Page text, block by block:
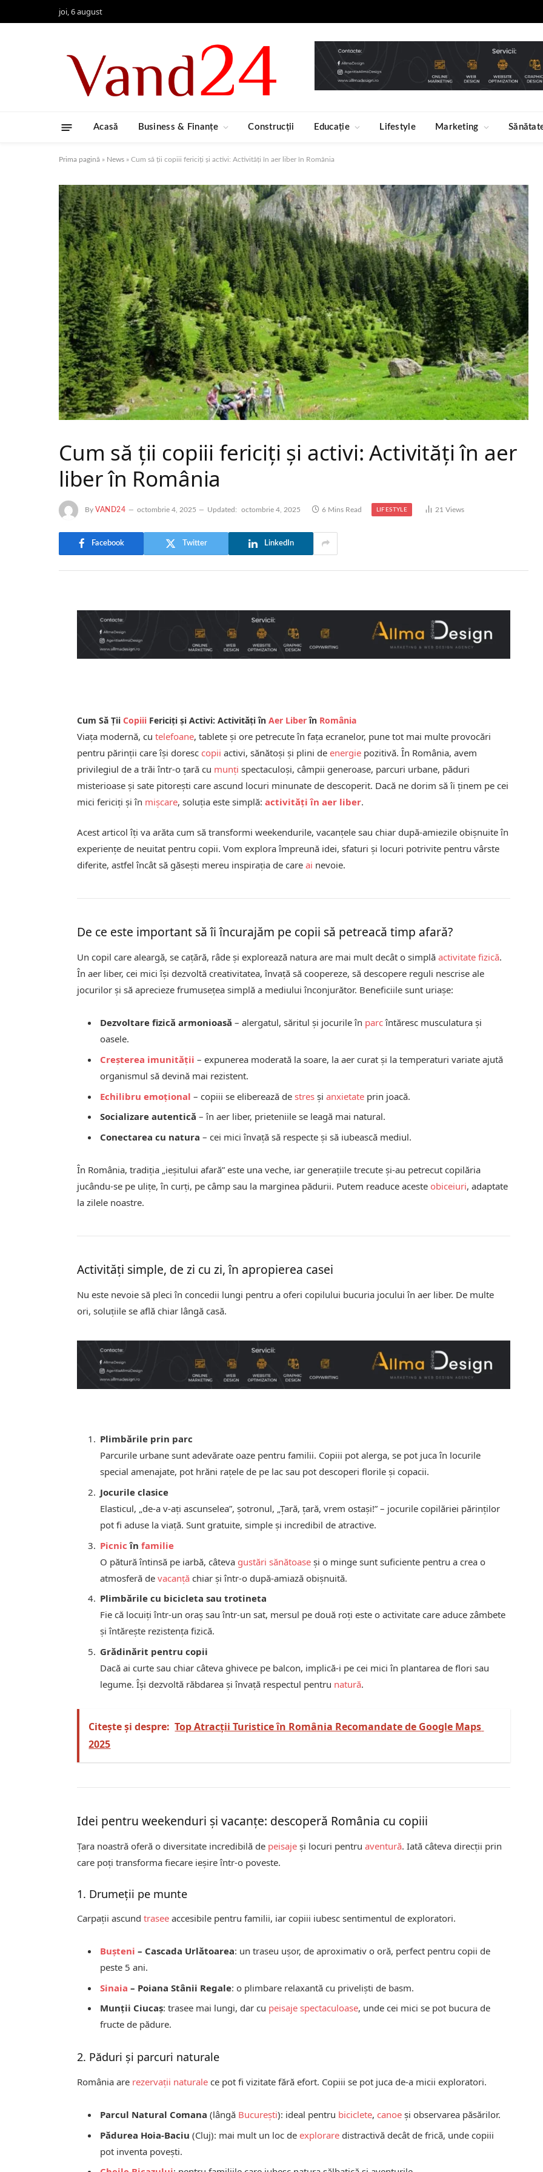
joi, 6 august
Acasă Business & Finanțe Construcții Educație Lifestyle Marketing
Prima pagină » News » Cum să ții copiii fericiți și activi: Activități în aer liber în România
Cum să ții copiii fericiți și activi: Activități în aer
liber în România
By VAND24 octombrie 4, 2025 Updated: octombrie 4, 2025 6 Mins Read LIFESTYLE 21Views
Facebook Twitter LinkedIn
Cum Să ȚiiCopiii Fericiți și Activi: Activități înAer Liberîn România
Viața modernă, cutelefoane, tablete și ore petrecute în fața ecranelor, pune tot mai multe provocări
pentru părinții care își doresc copii activi, sănătoși și plini de energie pozitivă. În România, avem
privilegiul de a trăi într-o țară cu munți spectaculoși, câmpii generoase, parcuri urbane, păduri
misterioase și sate pitorești care ascund locuri minunate de descoperit. Dacă ne dorim să îi ținem pe cei
mici fericiți și în mișcare, soluția este simplă:activități în aer liber.
Acest articol îți va arăta cum să transformi weekendurile, vacanțele sau chiar după-amiezile obișnuite în
experiențe de neuitat pentru copii. Vom explora împreună idei, sfaturi și locuri potrivite pentru vârste
diferite, astfel încât să găsești mereu inspirația de careai nevoie.
De ce este important să îi încurajăm pe copii să petreacă timp afară?
Un copil care aleargă, se cațără, râde și explorează natura are mai mult decât o simplăactivitate fizică.
În aer liber, cei mici își dezvoltă creativitatea, învață să coopereze, să descopere reguli nescrise ale
jocurilor și să aprecieze frumusețea simplă a mediului înconjurător. Beneficiile sunt uriașe:
Dezvoltare fizică armonioasă – alergatul, săritul și jocurile în parcîntăresc musculatura și
oasele.
Creșterea imunității – expunerea moderată la soare, la aer curat și la temperaturi variate ajută
organismul să devină mai rezistent.
Echilibru emoțional – copiii se eliberează destres șianxietate prin joacă.
Socializare autentică – în aer liber, prieteniile se leagă mai natural.
Conectarea cu natura – cei mici învață să respecte și să iubească mediul.
În România, tradiția „ieșitului afară” este una veche, iar generațiile trecute și-au petrecut copilăria
jucându-se pe ulițe, în curți, pe câmp sau la marginea pădurii. Putem readuce aceste obiceiuri, adaptate
la zilele noastre.
Activități simple, de zi cu zi, în apropierea casei
Nu este nevoie să pleci în concedii lungi pentru a oferi copilului bucuria jocului în aer liber. De multe
ori, soluțiile se află chiar lângă casă.
Plimbările prin parc
Parcurile urbane sunt adevărate oaze pentru familii. Copiii pot alerga, se pot juca în locurile
special amenajate, pot hrăni rațele de pe lac sau pot descoperi florile și copacii.
Jocurile clasice
Elasticul, „de-a v-ați ascunselea”, șotronul, „Țară, țară, vrem ostași!” – jocurile copilăriei părinților
pot fi aduse la viață. Sunt gratuite, simple și incredibil de atractive.
Picnic înfamilie
O pătură întinsă pe iarbă, câteva gustări sănătoase și o minge sunt suficiente pentru a crea o
atmosferă devacanță chiar și într-o după-amiază obișnuită.
Plimbările cu bicicleta sau trotineta
Fie că locuiți într-un oraș sau într-un sat, mersul pe două roți este o activitate care aduce zâmbete
și întărește rezistența fizică.
Grădinărit pentru copii
Dacă ai curte sau chiar câteva ghivece pe balcon, implică-i pe cei mici în plantarea de flori sau
legume. Își dezvoltă răbdarea și învață respectul pentru natură.
Citește și despre: Top Atracții Turistice în România Recomandate de Google Maps
2025
Idei pentru weekenduri și vacanțe: descoperă România cu copiii
Țara noastră oferă o diversitate incredibilă de peisaje și locuri pentruaventură. Iată câteva direcții prin
care poți transforma fiecare ieșire într-o poveste.
1. Drumeții pe munte
Carpații ascundtrasee accesibile pentru familii, iar copiii iubesc sentimentul de exploratori.
Bușteni – Cascada Urlătoarea: un traseu ușor, de aproximativ o oră, perfect pentru copii de
peste 5 ani.
Sinaia – Poiana Stânii Regale: o plimbare relaxantă cu priveliști de basm.
Munții Ciucaș: trasee mai lungi, dar cu peisaje spectaculoase, unde cei mici se pot bucura de
fructe de pădure.
2. Păduri și parcuri naturale
România are rezervații naturale ce pot fi vizitate fără efort. Copiii se pot juca de-a micii exploratori.
Parcul Natural Comana (lângă București): ideal pentru biciclete, canoe și observarea păsărilor.
Pădurea Hoia-Baciu (Cluj): mai mult un loc de explorare distractivă decât de frică, unde copiii
pot inventa povești.